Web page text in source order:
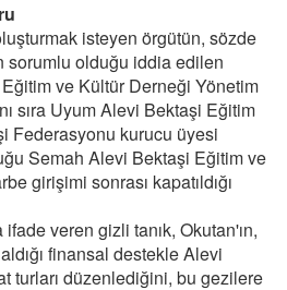
isteyen örgütün, sözde
sorumlu olduğu iddia edilen
ve Kültür Derneği Yönetim
sıra Uyum Alevi Bektaşi Eğitim
Federasyonu kurucu üyesi
Semah Alevi Bektaşi Eğitim ve
girişimi sonrası kapatıldığı
veren gizli tanık, Okutan'ın,
finansal destekle Alevi
turları düzenlediğini, bu gezilere